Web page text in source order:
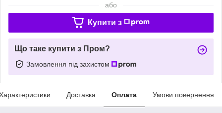
або
Купити з
Що таке купити з Пром?
Замовлення під захистом
Доставка Оплата Умови повернення